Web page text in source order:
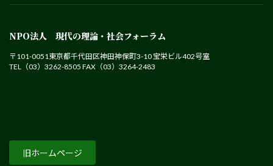
NPO法人 現代の理論・社会フォーラム
〒101-0051東京都千代田区神田神保町3-10 宝栄ビル402号室
TEL（03）3262-8505 FAX（03）3264-2483
旧ホームページ